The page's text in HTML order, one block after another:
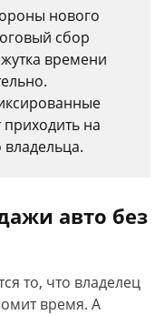
нового
сбор
времени
на
авто без
то, что владелец
время. А